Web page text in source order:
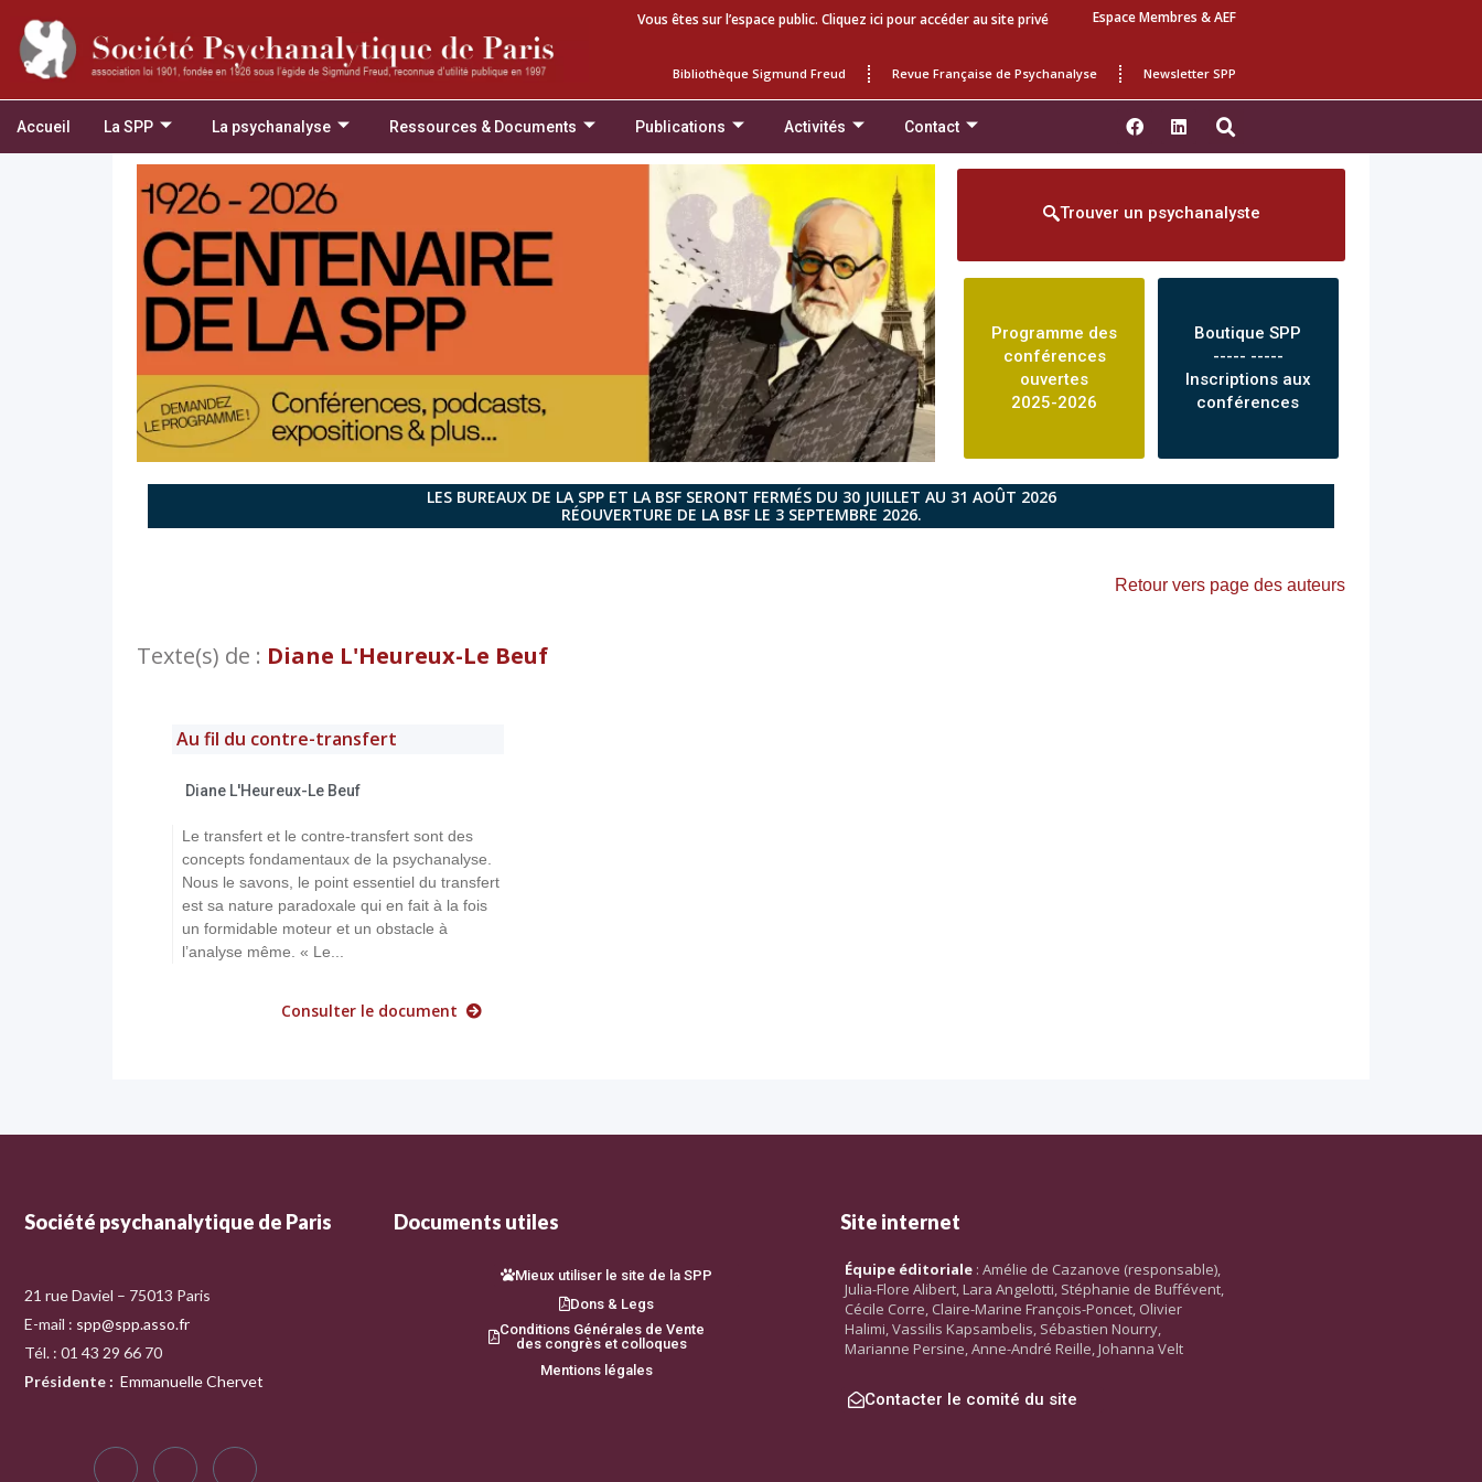
Vous êtes sur l’espace public. Cliquez ici pour accéder au site privé Espace Membres & AEF
Bibliothèque Sigmund Freud Revue Française de Psychanalyse Newsletter SPP
Accueil La SPP La psychanalyse Ressources & Documents Publications Activités Contact
Trouver un psychanalyste
Programme des
conférences
ouvertes
2025-2026
Boutique SPP
----- -----
Inscriptions aux
conférences
LES BUREAUX DE LA SPP ET LA BSF SERONT FERMÉS DU 30 JUILLET AU 31 AOÛT 2026
RÉOUVERTURE DE LA BSF LE 3 SEPTEMBRE 2026.
Retour vers page des auteurs
Texte(s) de : Diane L'Heureux-Le Beuf
Au fil du contre-transfert
Diane L'Heureux-Le Beuf
Le transfert et le contre-transfert sont des
concepts fondamentaux de la psychanalyse.
Nous le savons, le point essentiel du transfert
est sa nature paradoxale qui en fait à la fois
un formidable moteur et un obstacle à
l’analyse même. « Le...
Consulter le document
Société psychanalytique de Paris
21 rue Daviel – 75013 Paris
E-mail : spp@spp.asso.fr
Tél. : 01 43 29 66 70
Présidente : Emmanuelle Chervet
Documents utiles
Mieux utiliser le site de la SPP
Dons & Legs
Conditions Générales de Vente
des congrès et colloques
Mentions légales
Site internet
Équipe éditoriale : Amélie de Cazanove (responsable),
Julia-Flore Alibert, Lara Angelotti, Stéphanie de Buffévent,
Cécile Corre, Claire-Marine François-Poncet, Olivier
Halimi, Vassilis Kapsambelis, Sébastien Nourry,
Marianne Persine, Anne-André Reille, Johanna Velt
Contacter le comité du site